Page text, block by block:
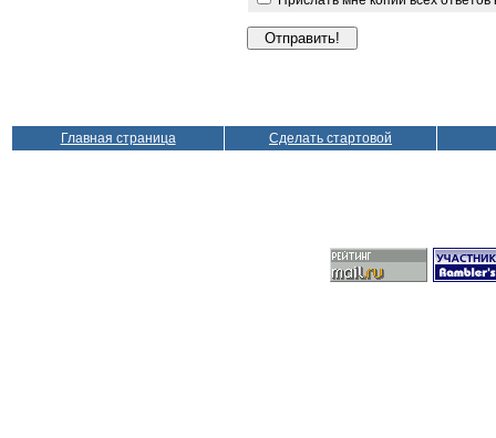
Главная страница Сделать стартовой